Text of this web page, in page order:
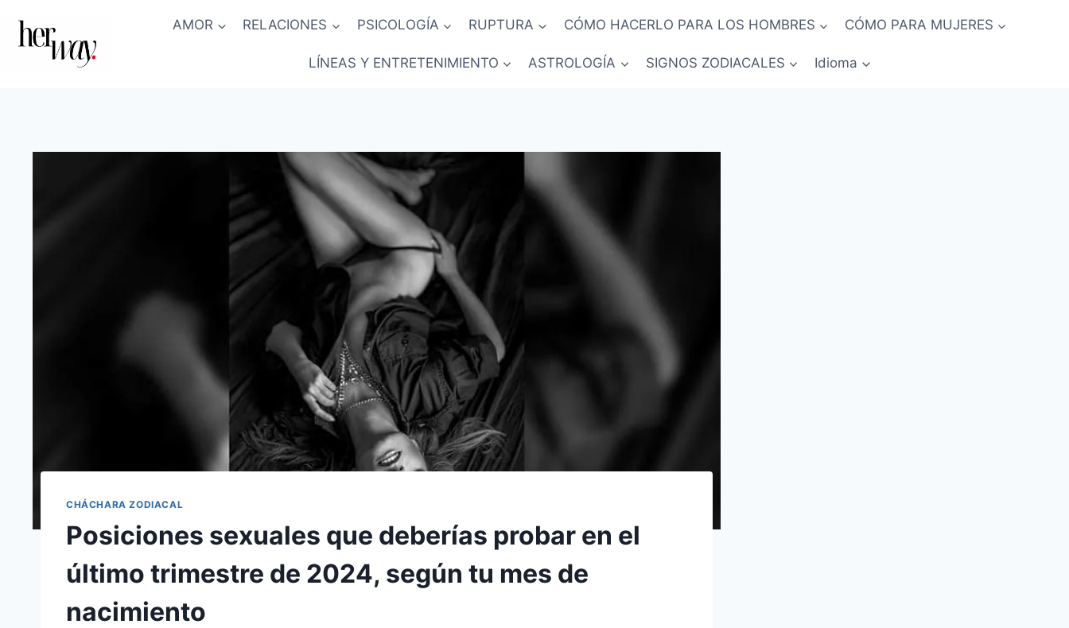
contenido
AMOR RELACIONES PSICOLOGÍA RUPTURA CÓMO HACERLO PARA LOS HOMBRES CÓMO PARA MUJERES
LÍNEAS Y ENTRETENIMIENTO ASTROLOGÍA SIGNOS ZODIACALES Idioma
CHÁCHARA ZODIACAL
Posiciones sexuales que deberías probar en el
último trimestre de 2024, según tu mes de
nacimiento